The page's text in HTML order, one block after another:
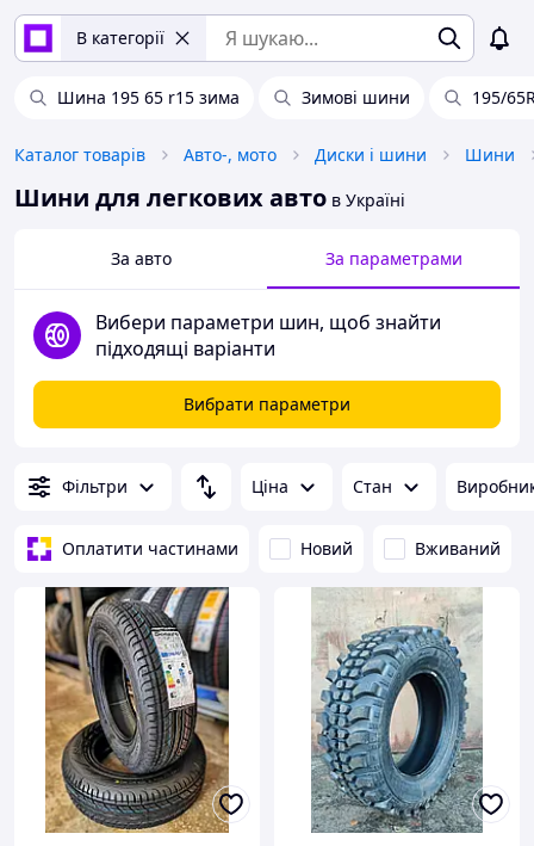
В категорії
Шина 195 65 r15 зима Зимові шини 195/
Каталог товарів Авто-, мото Диски і шини Шини
Шини для легкових авто в Україні
За авто За параметрами
Вибери параметри шин, щоб знайти
підходящі варіанти
Вибрати параметри
Фільтри Ціна Стан
Оплатити частинами Новий Вживаний